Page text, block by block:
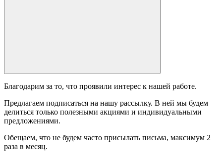
Благодарим за то, что проявили интерес к нашей работе.
Предлагаем подписаться на нашу рассылку. В ней мы будем
делиться только полезными акциями и индивидуальными
предложениями.
Обещаем, что не будем часто присылать письма, максимум 2
раза в месяц.